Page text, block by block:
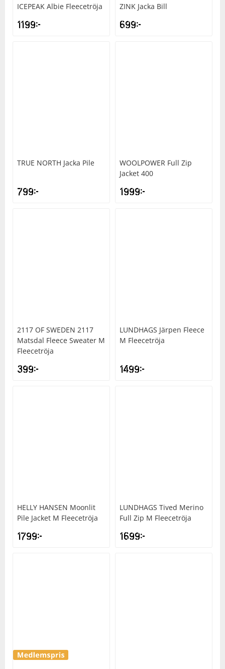
ICEPEAK Albie Fleecetröja
1199kr
ZINK Jacka Bill
699kr
TRUE NORTH Jacka Pile
799kr
WOOLPOWER Full Zip
Jacket 400
1999kr
2117 OF SWEDEN 2117
Matsdal Fleece Sweater M
Fleecetröja
399kr
LUNDHAGS Järpen Fleece
M Fleecetröja
1499kr
HELLY HANSEN Moonlit
Pile Jacket M Fleecetröja
1799kr
LUNDHAGS Tived Merino
Full Zip M Fleecetröja
1699kr